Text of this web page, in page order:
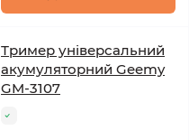
Тример універсальний
акумуляторний Geemy
GM-3107